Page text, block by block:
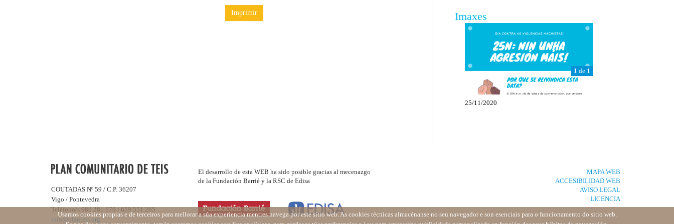
Imprimir Imaxes
1 de 1
25/11/2020
COUTADAS Nº 59 / C.P. 36207
Vigo / Pontevedra
Teléfono/s 986 281 670 / 659 551 265
info@planteis.org
El desarrollo de esta WEB ha sido posible gracias al mecenazgo
de la Fundación Barrié y la RSC de Edisa
MAPA WEB
ACCESIBILIDAD WEB
AVISO LEGAL
LICENCIA
Usamos cookies propias e de terceiros para mellorar a súa experiencia mentres navega por este sitio web. As cookies técnicas almacénanse no seu navegador e son esenciais para o funcionamento do sitio web.